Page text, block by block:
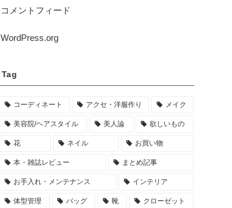
コメントフィード
WordPress.org
Tag
コーディネート アクセ・洋服作り メイク
美容院/ヘアスタイル 美人論 欲しいもの
花 ネイル お買い物
本・雑誌レビュー まとめ記事
お手入れ・メンテナンス インテリア
体型管理 バッグ 靴 クローゼット